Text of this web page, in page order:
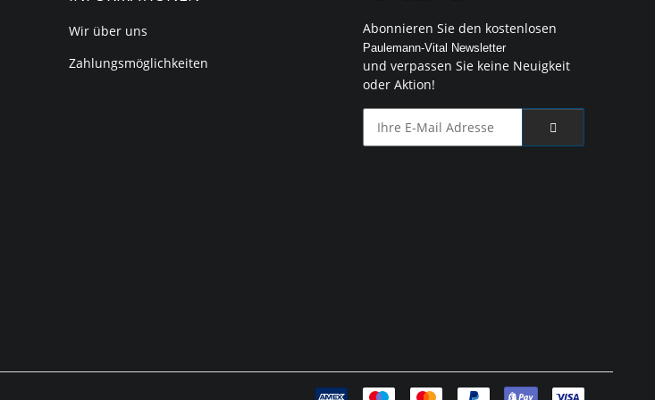
Wir über uns
Zahlungsmöglichkeiten
Abonnieren Sie den kostenlosen
Paulemann-Vital Newsletter
und verpassen Sie keine Neuigkeit
oder Aktion!